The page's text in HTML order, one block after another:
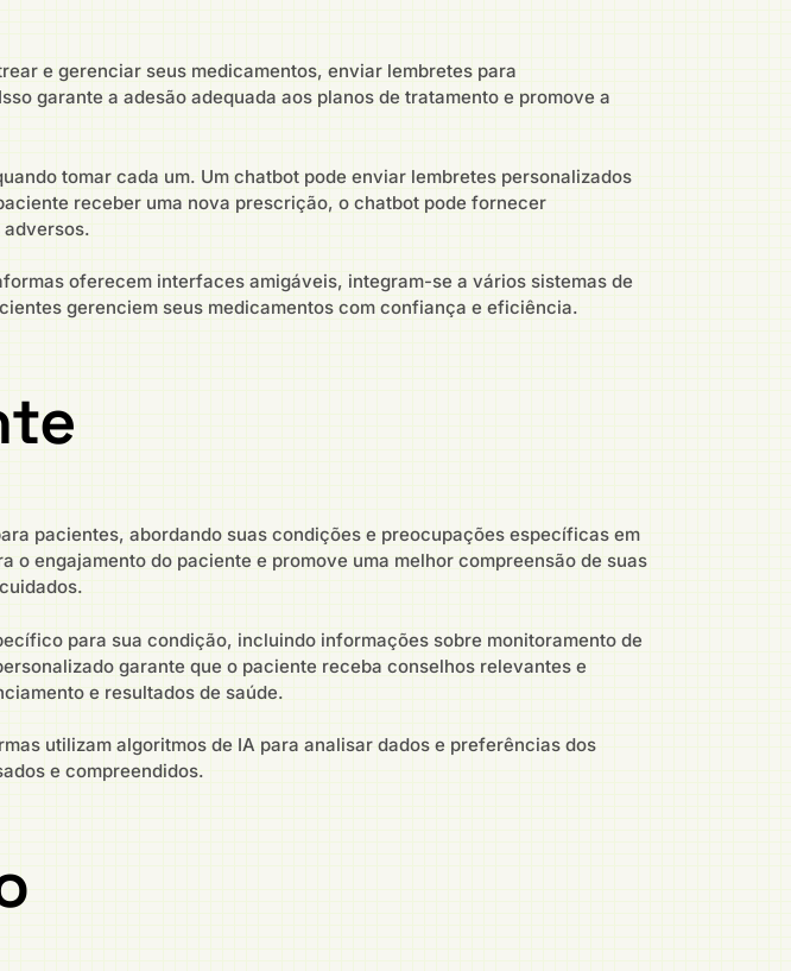
e gerenciar seus medicamentos, enviar lembretes para
garante a adesão adequada aos planos de tratamento e promove a
tomar cada um. Um chatbot pode enviar lembretes personalizados
receber uma nova prescrição, o chatbot pode fornecer
oferecem interfaces amigáveis, integram-se a vários sistemas de
gerenciem seus medicamentos com confiança e eficiência.
pacientes, abordando suas condições e preocupações específicas em
engajamento do paciente e promove uma melhor compreensão de suas
para sua condição, incluindo informações sobre monitoramento de
garante que o paciente receba conselhos relevantes e
e resultados de saúde.
utilizam algoritmos de IA para analisar dados e preferências dos
e compreendidos.